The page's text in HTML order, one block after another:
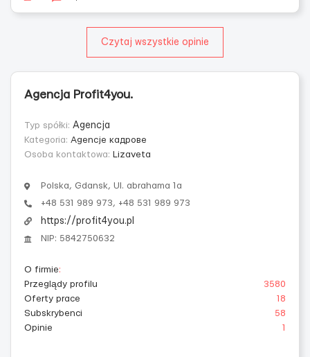
Czytaj wszystkie opinie
Agencja Profit4you.
Typ spółki: Agencja
Kategoria: Agencje кадровe
Osoba kontaktowa: Lizaveta
Polska, Gdansk, Ul. abrahama 1a
+48 531 989 973, +48 531 989 973
https://profit4you.pl
NIP: 5842750632
O firmie:
Przeglądy profilu
3580
Oferty prace
18
Subskrybenci
58
Opinie
1